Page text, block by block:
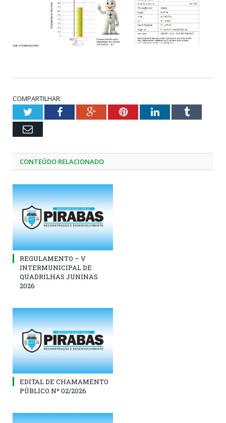
COMPARTILHAR:
TwitterFacebookGoogle+PinterestLinkedInTumblr
Email
CONTEÚDO RELACIONADO
REGULAMENTO – V
INTERMUNICIPAL DE
QUADRILHAS JUNINAS
2026
EDITAL DE CHAMAMENTO
PÚBLICO Nº 02/2026